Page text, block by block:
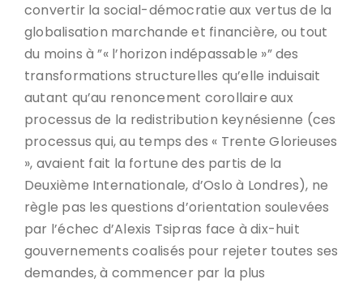
convertir la social-démocratie aux vertus de la
globalisation marchande et financière, ou tout
du moins à ”« l’horizon indépassable »” des
transformations structurelles qu’elle induisait
autant qu’au renoncement corollaire aux
processus de la redistribution keynésienne (ces
processus qui, au temps des « Trente Glorieuses
», avaient fait la fortune des partis de la
Deuxième Internationale, d’Oslo à Londres), ne
règle pas les questions d’orientation soulevées
par l’échec d’Alexis Tsipras face à dix-huit
gouvernements coalisés pour rejeter toutes ses
demandes, à commencer par la plus